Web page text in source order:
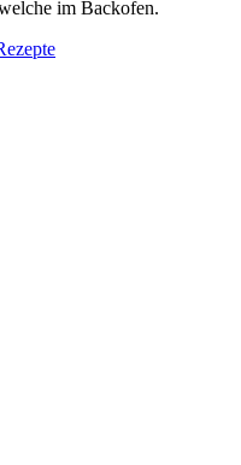
im Backofen.